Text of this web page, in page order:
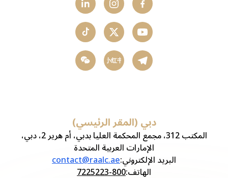
小红书
دبي (المقر الرئيسي)
المكتب 312، مجمع المحكمة العليا بدبي، أم هرير 2، دبي،
الإمارات العربية المتحدة
البريد الإلكتروني:
contact@raalc.ae
الهاتف:
800-7225223